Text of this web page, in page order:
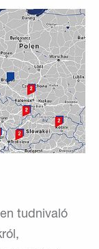
tudnivaló